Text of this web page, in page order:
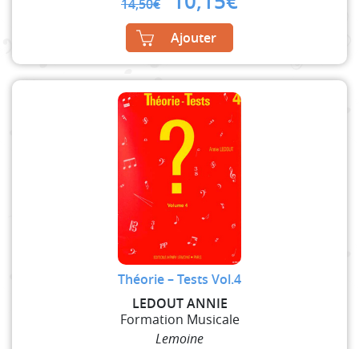
14,50€
price
was:
14,50€.10,15€.
Ajouter
Théorie – Tests Vol.4
LEDOUT ANNIE
Formation Musicale
Lemoine